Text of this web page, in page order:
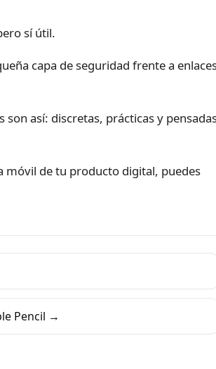
sí útil.
capa de seguridad frente a
así: discretas, prácticas y
móvil de tu producto digital, puedes
Pencil →